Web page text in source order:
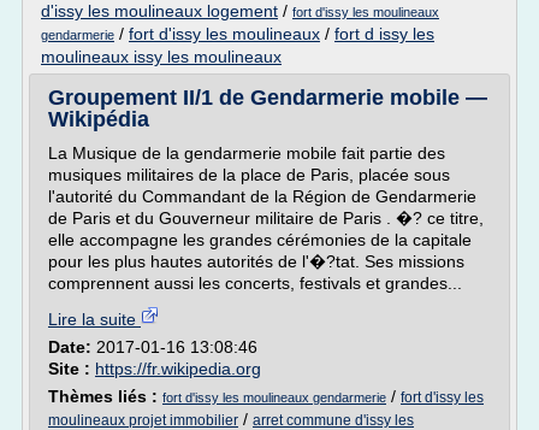
d'issy les moulineaux logement / fort d'issy les moulineaux
gendarmerie / fort d'issy les moulineaux / fort d issy les
moulineaux issy les moulineaux
Groupement II/1 de Gendarmerie mobile —
Wikipédia
La Musique de la gendarmerie mobile fait partie des
musiques militaires de la place de Paris, placée sous
l'autorité du Commandant de la Région de Gendarmerie
de Paris et du Gouverneur militaire de Paris . �? ce titre,
elle accompagne les grandes cérémonies de la capitale
pour les plus hautes autorités de l'�?tat. Ses missions
comprennent aussi les concerts, festivals et grandes...
Lire la suite
Date: 2017-01-16 13:08:46
Site : https://fr.wikipedia.org
Thèmes liés : fort d'issy les moulineaux gendarmerie / fort d'issy les
moulineaux projet immobilier / arret commune d'issy les